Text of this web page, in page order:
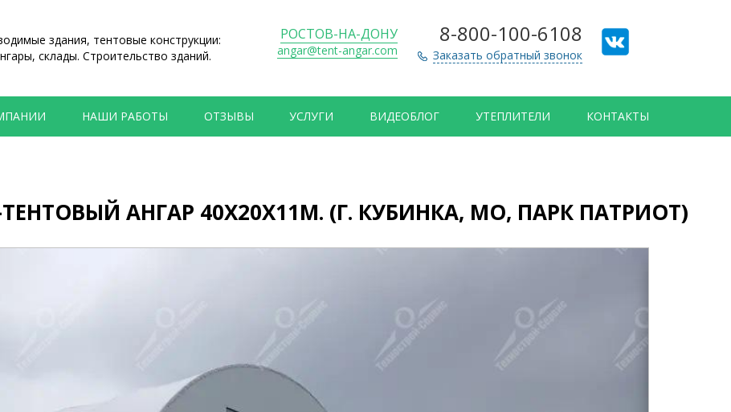
здания, тентовые конструкции:
склады. Строительство зданий.
РОСТОВ-НА-ДОНУ
angar@tent-angar.com
8-800-100-6108
Заказать обратный звонок
НАШИ РАБОТЫ ОТЗЫВЫ УСЛУГИ ВИДЕОБЛОГ УТЕПЛИТЕЛИ КОНТАКТЫ
АНГАР 40Х20Х11М. (Г. КУБИНКА, МО, ПАРК ПАТРИОТ)